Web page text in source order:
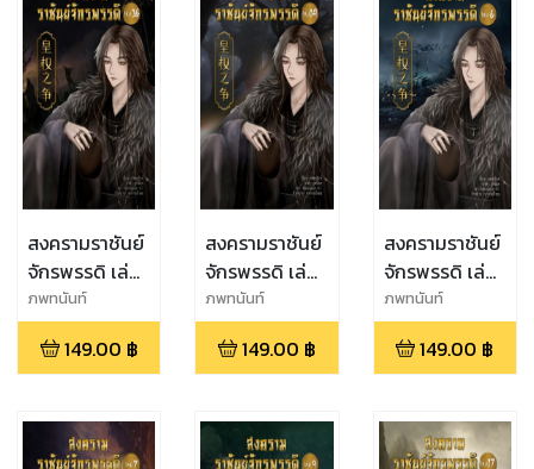
สงครามราชันย์
จักรพรรดิ เล่ม
ที่ 16
ภพทนันท์
149.00 ฿
สงครามราชันย์
จักรพรรดิ เล่ม
ที่ 14
ภพทนันท์
149.00 ฿
สงครามราชันย์
จักรพรรดิ เล่ม
ที่ 6
ภพทนันท์
149.00 ฿